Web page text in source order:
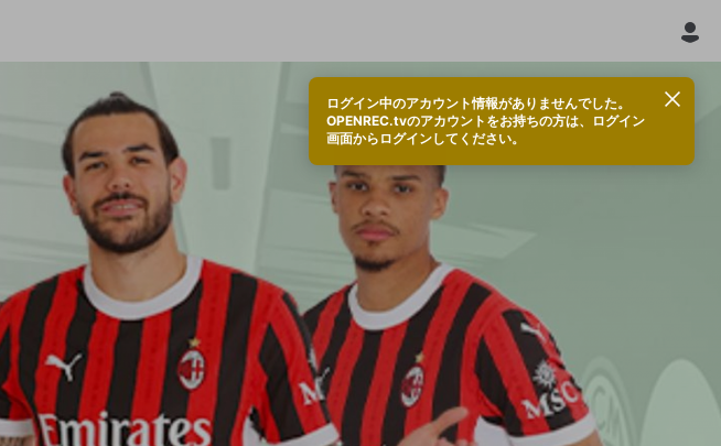
ログイン中のアカウント情報がありませんでした。
OPENREC.tvのアカウントをお持ちの方は、ログイン
画面からログインしてください。